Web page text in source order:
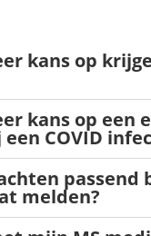
kans op
kans op een
COVID
passend
melden?